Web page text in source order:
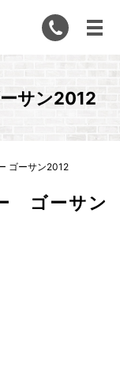
サン2012
ゴーサン2012
ゴーサン